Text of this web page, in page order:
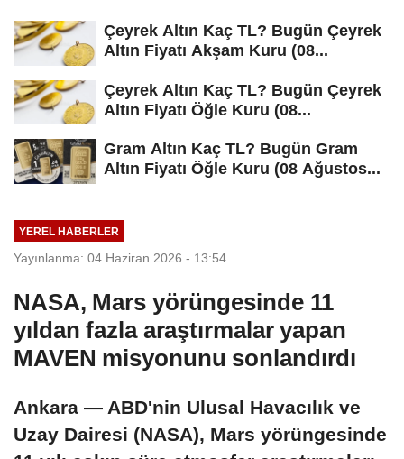
Çeyrek Altın Kaç TL? Bugün Çeyrek
Altın Fiyatı Akşam Kuru (08...
Çeyrek Altın Kaç TL? Bugün Çeyrek
Altın Fiyatı Öğle Kuru (08...
Gram Altın Kaç TL? Bugün Gram
Altın Fiyatı Öğle Kuru (08 Ağustos...
YEREL HABERLER
Yayınlanma: 04 Haziran 2026 - 13:54
NASA, Mars yörüngesinde 11
yıldan fazla araştırmalar yapan
MAVEN misyonunu sonlandırdı
Ankara — ABD'nin Ulusal Havacılık ve
Uzay Dairesi (NASA), Mars yörüngesinde